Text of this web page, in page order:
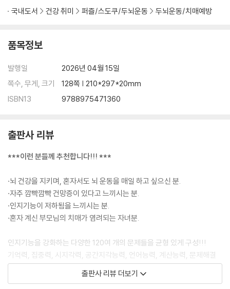
과정과 결과 알기 42
숫자 계산하기 44
도형의 규칙 알기 46
장소와 관계있는 물건 찾기 47
끝말잇기(3음절) 49
그림 채워 넣기 51
퍼즐 맞추기 52
규칙 기억하기 53
색의 조합과 균형 알기 55
어울리는 표현 찾기 56
어울리는 표현 찾기 57
방향 구분하기 58
선 더하고 빼기 60
색의 조합 알기 61
숫자로 길 만들기 62
보이지 않는 공간 추측하기 63
국내도서 건강 취미 퍼즐/스도쿠/두뇌운동 두뇌운동/치매예방
품목정보
발행일
2026년 04월 15일
쪽수, 무게, 크기
128쪽 | 210*297*20mm
ISBN13
9788975471360
출판사 리뷰
***이런 분들께 추천합니다!!! ***
·뇌 건강을 지키며, 혼자서도 뇌 운동을 매일 하고 싶으신 분.
·자주 깜빡깜빡 건망증이 있다고 느끼시는 분.
·인지기능이 저하됨을 느끼시는 분.
·혼자 계신 부모님의 치매가 염려되는 자녀분.
인지기능을 강화하는 다양한 120여 개의 문제들을 균형 있게 구성!!!
기억력, 집중력, 시지각력, 공간지각능력, 언어능력, 계산능력, 문제해결
능력, 실행능력 등 좌뇌와 우뇌를 모두 자극하여 인지기능을 강화할 수 있
도록 120여 개의 다양한 문제를 균형 있게 다뤘습니다.
출판사 리뷰 더보기